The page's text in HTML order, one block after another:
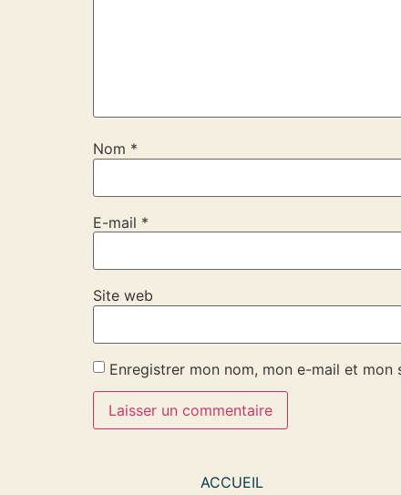
Nom *
E-mail *
Site web
Enregistrer mon nom, mon e-mail et
ACCUEIL